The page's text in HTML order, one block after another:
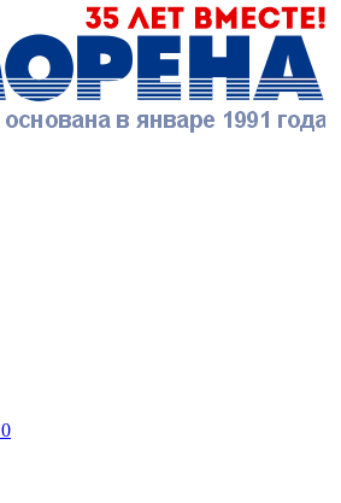
0